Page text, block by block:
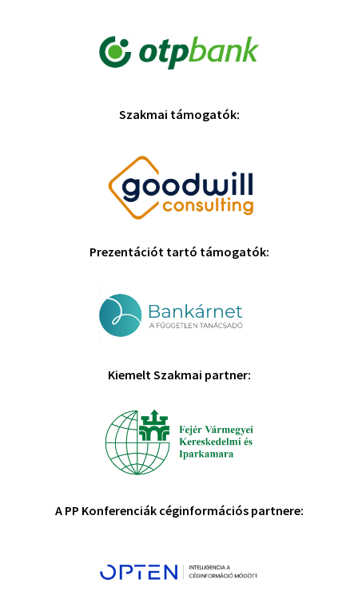
Szakmai támogatók:
Prezentációt tartó támogatók:
Kiemelt Szakmai partner:
A PP Konferenciák céginformációs partnere: